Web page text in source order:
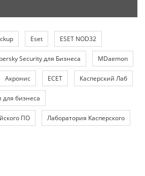
Eset ESET NOD32
Security для Бизнеса MDaemon
Акронис ЕСЕТ Касперский Лаб
для бизнеса
ПО Лаборатория Касперского